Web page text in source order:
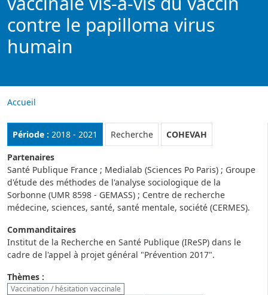
contre le papilloma virus
humain
Accueil
Période : 2018 - 2021 Rubrique :
Recherche
COHEVAH
Partenaires
Santé Publique France ; Medialab (Sciences Po Paris) ; Groupe
d'étude des méthodes de l'analyse sociologique de la
Sorbonne (UMR 8598 - GEMASS) ; Centre de recherche
médecine, sciences, santé, santé mentale, société (CERMES).
Commanditaires
Institut de la Recherche en Santé Publique (IReSP) dans le
cadre de l'appel à projet général "Prévention 2017".
Thèmes :
Vaccination / hésitation vaccinale